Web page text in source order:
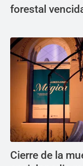
forestal
Cierre de la